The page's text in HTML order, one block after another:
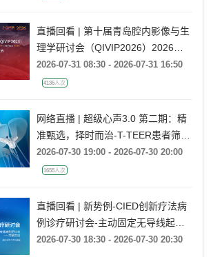
直播回看 | 第十届青岛腔内影像与生
理学研讨会（QIVIP2026）2026结
构性心脏病青岛学术交流会
2026-07-31 08:30 - 2026-07-31 16:50
4135人次
网络直播 | 超级心声3.0 第二期：精
准甄选，择时而治-T-TEER患者筛选
与最佳干预时机
2026-07-30 19:00 - 2026-07-30 20:00
1655人次
直播回看 | 新势例-CIED创新疗法病
例诊疗研讨会-主动固定无导线起搏
器病例研讨会——内蒙古站
2026-07-30 18:30 - 2026-07-30 20:30